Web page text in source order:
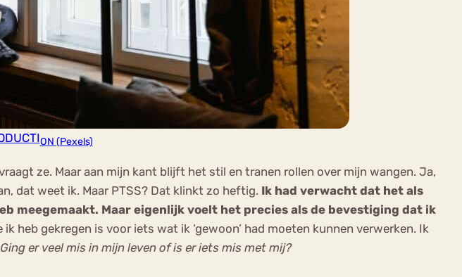
ON (Pexels)
ze. Maar aan mijn kant blijft het stil en tranen rollen over mijn wangen. Ja,
dat weet ik. Maar PTSS? Dat klinkt zo heftig. Ik had verwacht dat het als
meegemaakt. Maar eigenlijk voelt het precies als de bevestiging dat ik
heb gekregen is voor iets wat ik ‘gewoon’ had moeten kunnen verwerken. Ik
er veel mis in mijn leven of is er iets mis met mij?